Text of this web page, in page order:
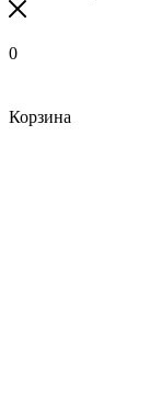
0
Корзина